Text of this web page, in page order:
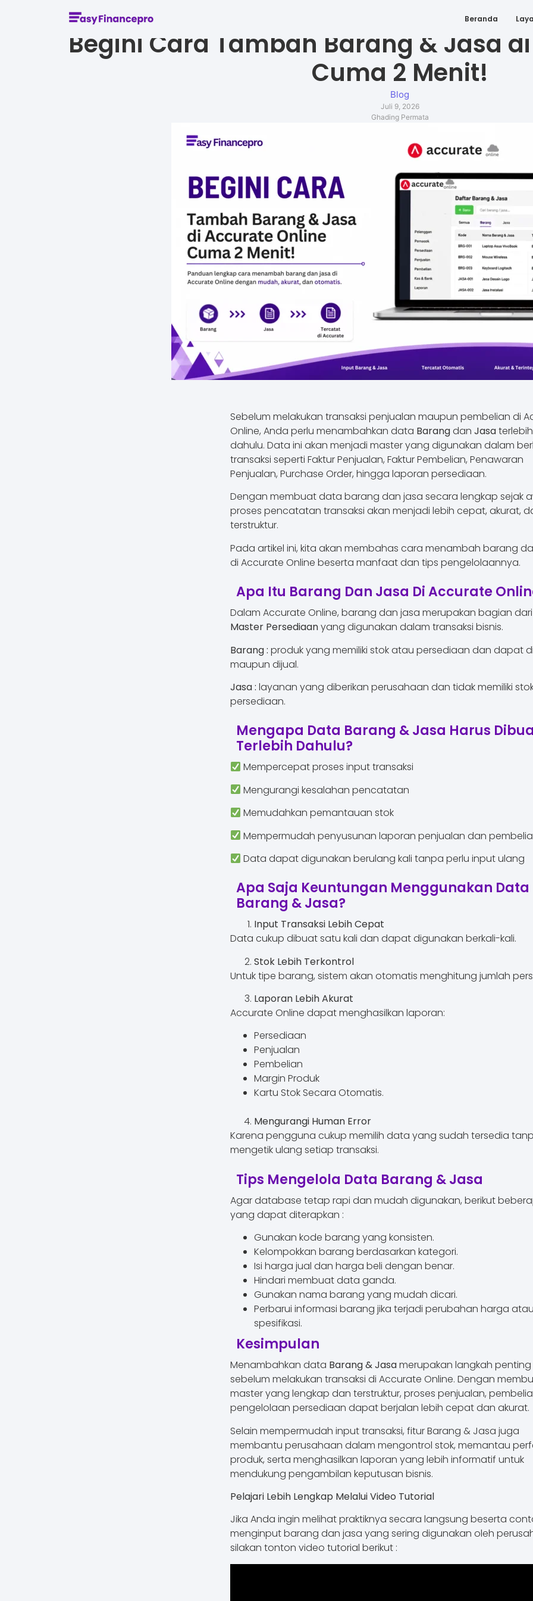
Beranda
Begini Cara Tambah Barang & Jasa
Cuma 2 Menit!
Blog
Juli 9, 2026
Ghading Permata
Sebelum melakukan transaksi penjualan maupun pembelian di
Online, Anda perlu menambahkan data Barangdan Jasaterlebih
dahulu. Data ini akan menjadi master yang digunakan dalam
transaksi seperti Faktur Penjualan, Faktur Pembelian, Penawaran
Penjualan, Purchase Order, hingga laporan persediaan.
Dengan membuat data barang dan jasa secara lengkap sejak
proses pencatatan transaksi akan menjadi lebih cepat, akurat,
terstruktur.
Pada artikel ini, kita akan membahas cara menambah barang
di Accurate Online beserta manfaat dan tips pengelolaannya.
Apa Itu Barang Dan Jasa Di Accurate
Dalam Accurate Online, barang dan jasa merupakan bagian dari
Master Persediaanyang digunakan dalam transaksi bisnis.
Barang : produk yang memiliki stok atau persediaan dan dapat
maupun dijual.
Jasa : layanan yang diberikan perusahaan dan tidak memiliki
persediaan.
Mengapa Data Barang & Jasa Harus
Terlebih Dahulu?
Mempercepat proses input transaksi
Mengurangi kesalahan pencatatan
Memudahkan pemantauan stok
Mempermudah penyusunan laporan penjualan dan
Data dapat digunakan berulang kali tanpa perlu input ulang
Apa Saja Keuntungan Menggunakan Data
Barang & Jasa?
Input Transaksi Lebih Cepat
Data cukup dibuat satu kali dan dapat digunakan berkali-kali.
Stok Lebih Terkontrol
Untuk tipe barang, sistem akan otomatis menghitung jumlah
Laporan Lebih Akurat
Accurate Online dapat menghasilkan laporan:
Persediaan
Penjualan
Pembelian
Margin Produk
Kartu Stok Secara Otomatis.
Mengurangi Human Error
Karena pengguna cukup memilih data yang sudah tersedia
mengetik ulang setiap transaksi.
Tips Mengelola Data Barang & Jasa
Agar database tetap rapi dan mudah digunakan, berikut
yang dapat diterapkan :
Gunakan kode barang yang konsisten.
Kelompokkan barang berdasarkan kategori.
Isi harga jual dan harga beli dengan benar.
Hindari membuat data ganda.
Gunakan nama barang yang mudah dicari.
Perbarui informasi barang jika terjadi perubahan harga atau
spesifikasi.
Kesimpulan
Menambahkan data Barang & Jasamerupakan langkah penting
sebelum melakukan transaksi di Accurate Online. Dengan
master yang lengkap dan terstruktur, proses penjualan,
pengelolaan persediaan dapat berjalan lebih cepat dan akurat.
Selain mempermudah input transaksi, fitur Barang & Jasa juga
membantu perusahaan dalam mengontrol stok, memantau
produk, serta menghasilkan laporan yang lebih informatif untuk
mendukung pengambilan keputusan bisnis.
Pelajari Lebih Lengkap Melalui Video Tutorial
Jika Anda ingin melihat praktiknya secara langsung beserta
menginput barang dan jasa yang sering digunakan oleh
silakan tonton video tutorial berikut :